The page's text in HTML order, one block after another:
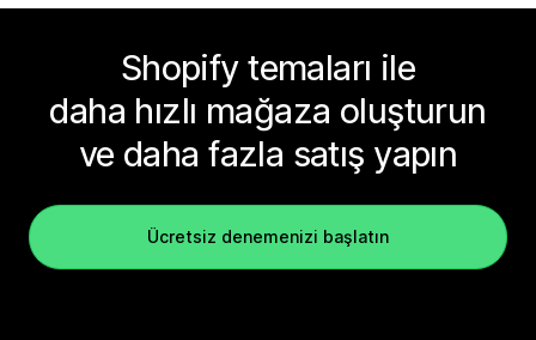
Shopify temaları ile
daha hızlı mağaza oluşturun
ve daha fazla satış yapın
Ücretsiz denemenizi başlatın